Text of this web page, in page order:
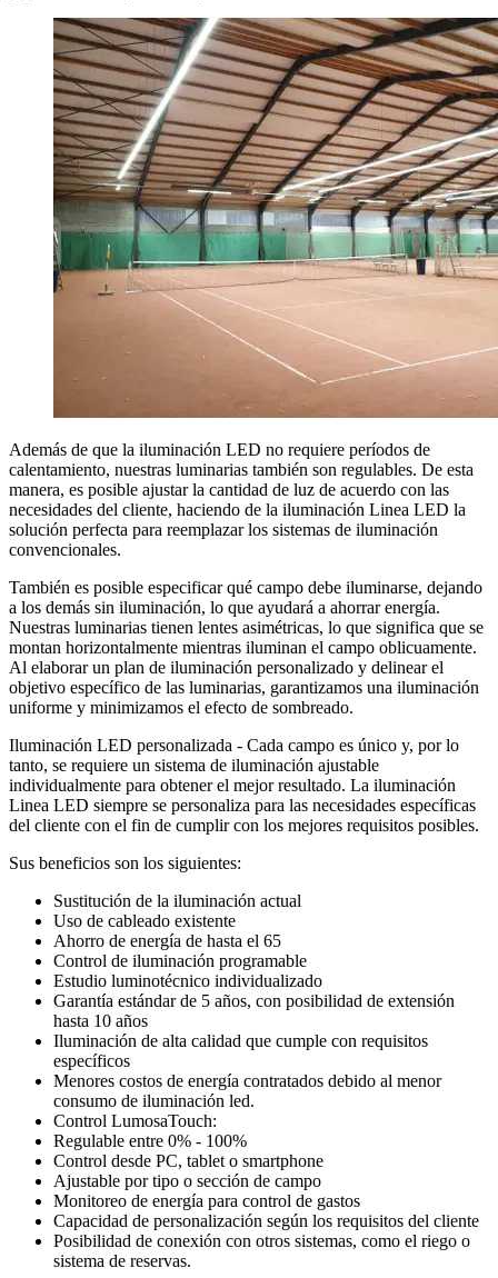
Además de que la iluminación LED no requiere períodos de
calentamiento, nuestras luminarias también son regulables. De esta
manera, es posible ajustar la cantidad de luz de acuerdo con las
necesidades del cliente, haciendo de la iluminación Linea LED la
solución perfecta para reemplazar los sistemas de iluminación
convencionales.
También es posible especificar qué campo debe iluminarse, dejando
a los demás sin iluminación, lo que ayudará a ahorrar energía.
Nuestras luminarias tienen lentes asimétricas, lo que significa que se
montan horizontalmente mientras iluminan el campo oblicuamente.
Al elaborar un plan de iluminación personalizado y delinear el
objetivo específico de las luminarias, garantizamos una iluminación
uniforme y minimizamos el efecto de sombreado.
Iluminación LED personalizada - Cada campo es único y, por lo
tanto, se requiere un sistema de iluminación ajustable
individualmente para obtener el mejor resultado. La iluminación
Linea LED siempre se personaliza para las necesidades específicas
del cliente con el fin de cumplir con los mejores requisitos posibles.
Sus beneficios son los siguientes:
Sustitución de la iluminación actual
Uso de cableado existente
Ahorro de energía de hasta el 65
Control de iluminación programable
Estudio luminotécnico individualizado
Garantía estándar de 5 años, con posibilidad de extensión
hasta 10 años
Iluminación de alta calidad que cumple con requisitos
específicos
Menores costos de energía contratados debido al menor
consumo de iluminación led.
Control LumosaTouch:
Regulable entre 0% - 100%
Control desde PC, tablet o smartphone
Ajustable por tipo o sección de campo
Monitoreo de energía para control de gastos
Capacidad de personalización según los requisitos del cliente
Posibilidad de conexión con otros sistemas, como el riego o
sistema de reservas.